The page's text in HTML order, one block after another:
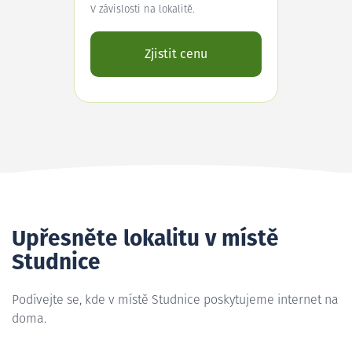
V závislosti na lokalitě.
Zjistit cenu
Upřesněte lokalitu v místě
Studnice
Podívejte se, kde v místě Studnice poskytujeme internet na
doma.